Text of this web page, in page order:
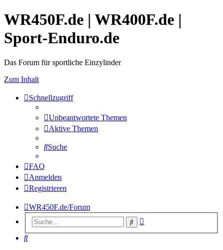
WR450F.de | WR400F.de |
Sport-Enduro.de
Das Forum für sportliche Einzylinder
Zum Inhalt
Schnellzugriff
Unbeantwortete Themen
Aktive Themen
Suche
FAQ
Anmelden
Registrieren
WR450F.de/Forum
Suche
Suche